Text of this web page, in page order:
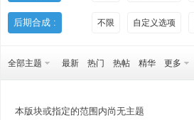
后期合成 : 不限 自定义选项
全部主题 最新 热门 热帖 精华 更多
本版块或指定的范围内尚无主题